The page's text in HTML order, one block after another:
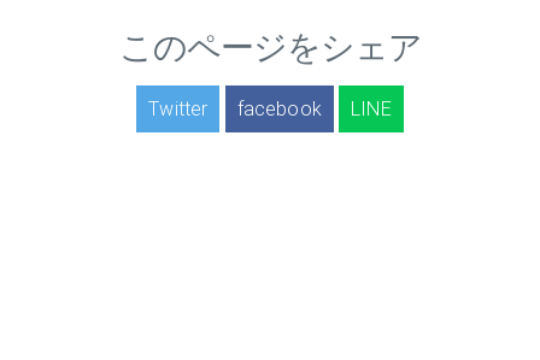
このページをシェア
Twitter facebook LINE